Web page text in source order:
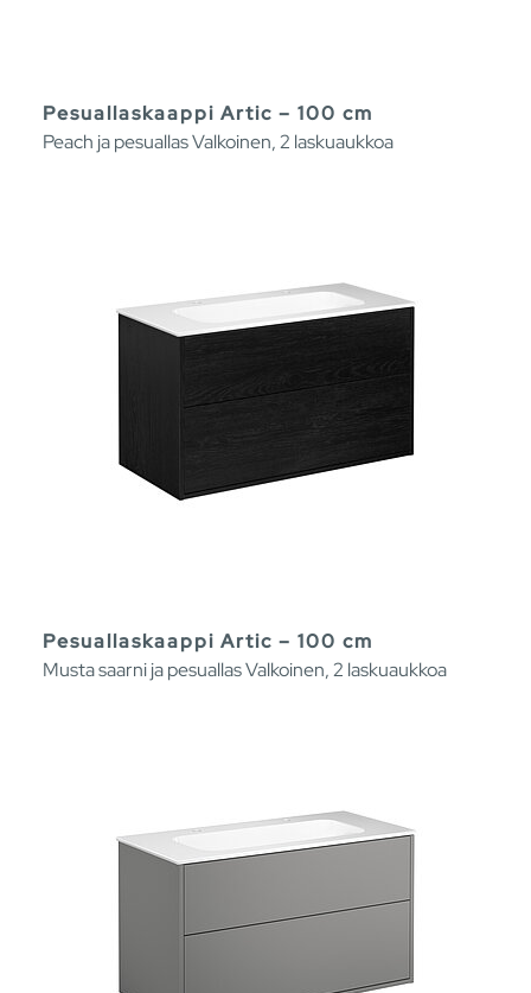
Pesuallaskaappi Artic – 100 cm
Peach ja pesuallas Valkoinen, 2 laskuaukkoa
Pesuallaskaappi Artic – 100 cm
Musta saarni ja pesuallas Valkoinen, 2 laskuaukkoa